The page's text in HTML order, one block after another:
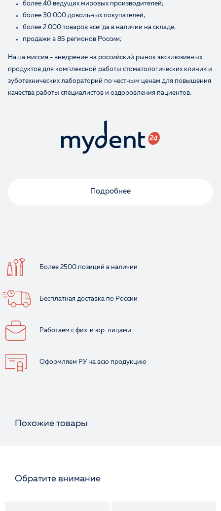
более 40 ведущих мировых производителей;
более 30.000 довольных покупателей;
более 2.000 товаров всегда в наличии на складе;
продажи в 85 регионов России;
Наша миссия - внедрение на российский рынок эксклюзивных
продуктов для комплексной работы стоматологических клиник и
зуботехнических лабораторий по честным ценам для повышения
качества работы специалистов и оздоровления пациентов.
Подробнее
Более 2500 позиций в наличии
Бесплатная доставка по России
Работаем с физ. и юр. лицами
Оформляем РУ на всю продукцию
Похожие товары
Обратите внимание
Ваше имя